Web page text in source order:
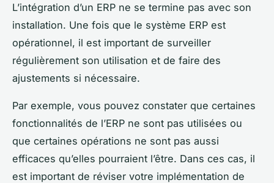
L’intégration d’un ERP ne se termine pas avec son
installation. Une fois que le système ERP est
opérationnel, il est important de surveiller
régulièrement son utilisation et de faire des
ajustements si nécessaire.
Par exemple, vous pouvez constater que certaines
fonctionnalités de l’ERP ne sont pas utilisées ou
que certaines opérations ne sont pas aussi
efficaces qu’elles pourraient l’être. Dans ces cas, il
est important de réviser votre implémentation de